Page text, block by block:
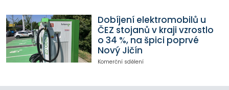
Dobíjení elektromobilů u
ČEZ stojanů v kraji vzrostlo
o 34 %, na špici poprvé
Nový Jičín
Komerční sdělení